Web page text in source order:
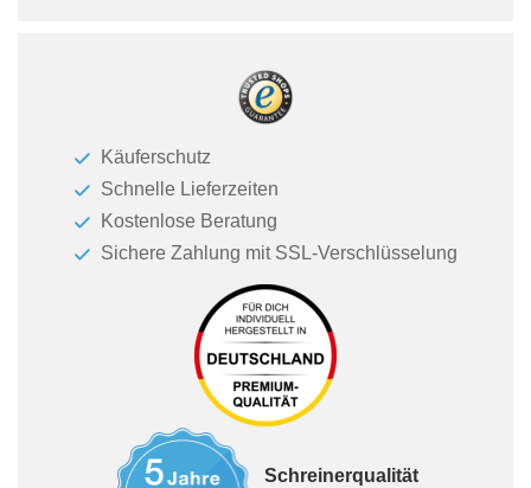
Käuferschutz
Schnelle Lieferzeiten
Kostenlose Beratung
Sichere Zahlung mit SSL-Verschlüsselung
Schreinerqualität